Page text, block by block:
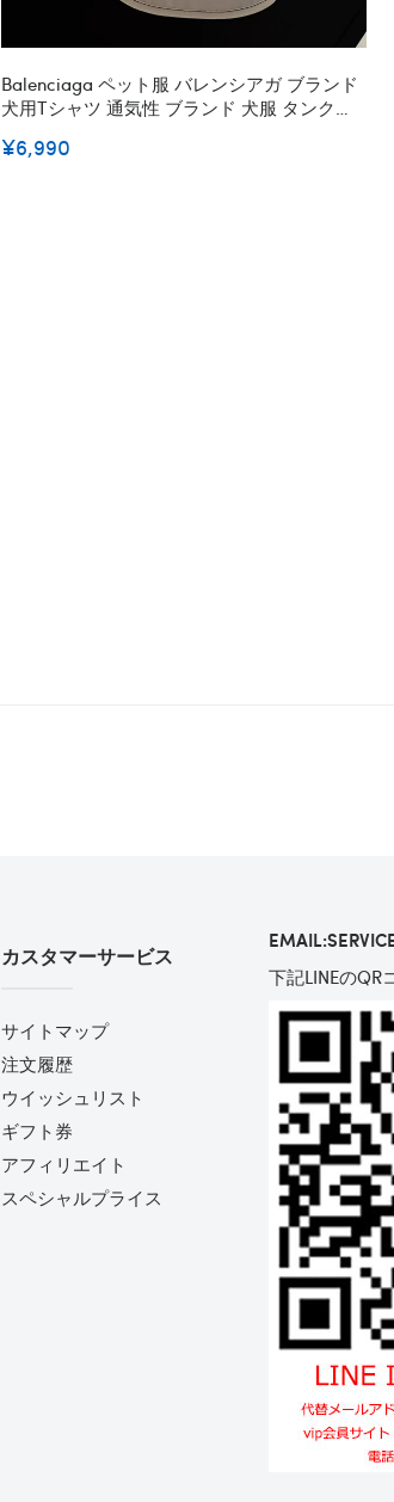
Balenciaga ペット服 バレンシアガ ブランド
犬用tシャツ 通気性 ブランド 犬服 タンクト
ペット用服 トイプードル チワワ ダックス
¥6,990
カスタマーサービス
サイトマップ
注文履歴
ウイッシュリスト
ギフト券
アフィリエイト
スペシャルプライス
下記LINEのQR